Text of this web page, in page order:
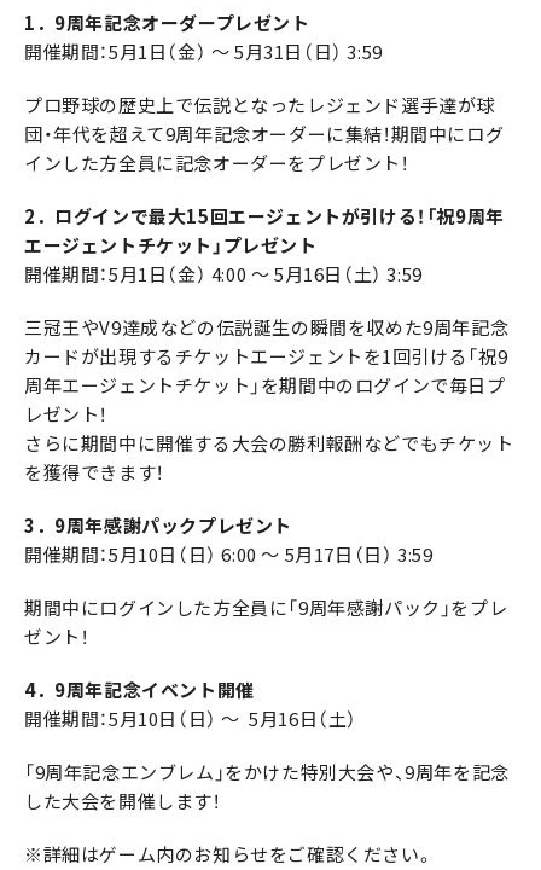
1．9周年記念オーダープレゼント
開催期間：5月1日（金） ～ 5月31日（日） 3:59
プロ野球の歴史上で伝説となったレジェンド選手達が球
団・年代を超えて9周年記念オーダーに集結！期間中にログ
インした方全員に記念オーダーをプレゼント！
2．ログインで最大15回エージェントが引ける！「祝9周年
エージェントチケット」プレゼント
開催期間：5月1日（金） 4:00 ～ 5月16日（土） 3:59
三冠王やV9達成などの伝説誕生の瞬間を収めた9周年記念
カードが出現するチケットエージェントを1回引ける「祝9
周年エージェントチケット」を期間中のログインで毎日プ
レゼント！
さらに期間中に開催する大会の勝利報酬などでもチケット
を獲得できます！
3．9周年感謝パックプレゼント
開催期間：5月10日（日） 6:00 ～ 5月17日（日） 3:59
期間中にログインした方全員に「9周年感謝パック」をプレ
ゼント！
4．9周年記念イベント開催
開催期間：5月10日（日） ～ 5月16日（土）
「9周年記念エンブレム」をかけた特別大会や、9周年を記念
した大会を開催します！
※詳細はゲーム内のお知らせをご確認ください。